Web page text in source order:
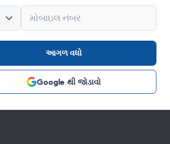
ફોટો ગેલેરી
આગળ વધો
Google થી જોડાવો